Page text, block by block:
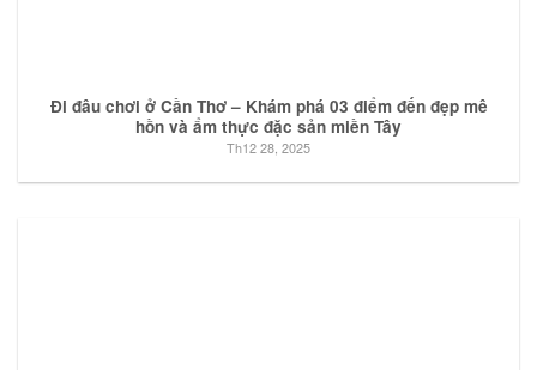
Đi đâu chơi ở Cần Thơ – Khám phá 03 điểm đến đẹp mê
hồn và ẩm thực đặc sản miền Tây
Th12 28, 2025